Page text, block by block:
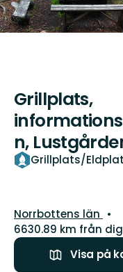
Grillplats,
n,
Grillplats/
Län:
Norrbottens län
6630.89 km från dig
Visa på